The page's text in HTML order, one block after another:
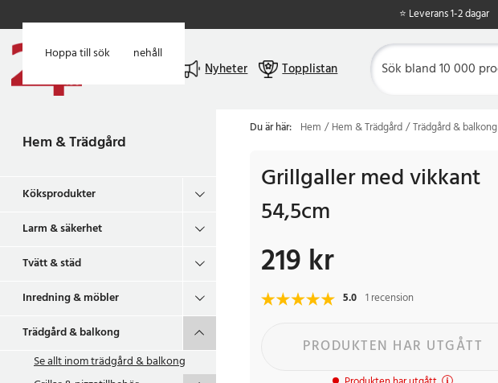
Hoppa till huvudinnehåll
Hoppa till sök
⭐ Leverans 1-2 dagar
Nyheter Topplistan
Hem & Trädgård
Köksprodukter
Larm & säkerhet
Tvätt & städ
Inredning & möbler
Trädgård & balkong
Se allt inomträdgård & balkong
Du är här: Hem Hem & Trädgård Trädgård & balkong
Grillgaller med vikkant
54,5cm
Pris:219 kr
219 kr
5.0 1 recension
PRODUKTEN HAR UTGÅTT